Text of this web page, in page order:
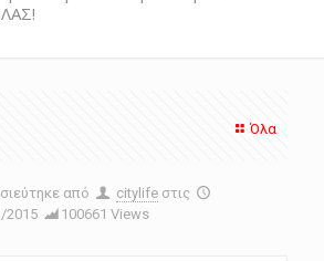
Όλα
από citylife στις
2015
100661 Views